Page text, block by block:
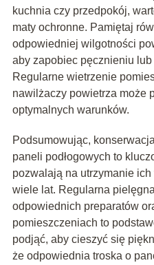
kuchnia czy przedpokój,
maty ochronne. Pamiętaj
odpowiedniej wilgotności
aby zapobiec pęcznieniu
Regularne wietrzenie
nawilżaczy powietrza może
optymalnych warunków.
Podsumowując,
paneli podłogowych to
pozwalają na utrzymanie ich
wiele lat. Regularna
odpowiednich preparatów
pomieszczeniach to
podjąć, aby cieszyć się
że odpowiednia troska o